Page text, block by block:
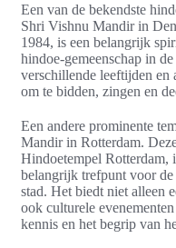
Een van de bekendste
Shri Vishnu Mandir in
1984, is een belangrijk
hindoe-gemeenschap in
verschillende leeftijden en
om te bidden, zingen en
Een andere prominente
Mandir in Rotterdam.
Hindoetempel Rotterdam,
belangrijk trefpunt voor de
stad. Het biedt niet alleen
ook culturele
kennis en het begrip van